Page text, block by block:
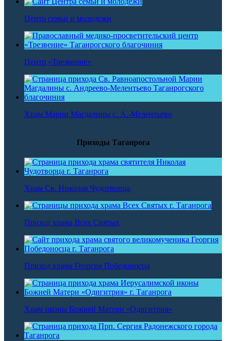
Центр семьи и молодежи
Центр «Трезвение»
Храм Марии Магдалины с. А.-Мелентьево
Приходы Таганрога
Храм Св. Николая Чудотворца
Приход храма Всех Святых
Приход храма Георгия Победоносца
Храм иконы Божией Матери «Одигитрия»